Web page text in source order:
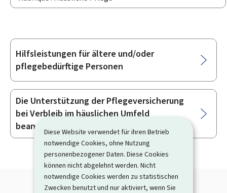
Diese Website verwendet für ihren Betrieb
notwendige Cookies, ohne Nutzung
personenbezogener Daten. Diese Cookies
können nicht abgelehnt werden. Nicht
notwendige Cookies werden zu statistischen
Zwecken benutzt und nur aktiviert, wenn Sie
Unterrubriken
Hilfsleistungen für ältere und/oder
pflegebedürftige Personen
Die Unterstützung der Pflegeversicherung
bei Verbleib im häuslichen Umfeld
beantragen